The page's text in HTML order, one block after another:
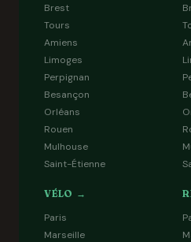
Brest
Tours
Amiens
Limoges
Perpignan
Besançon
Orléans
Rouen
Mulhouse
Saint-Étienne
VÉLO →
Paris
Marseille